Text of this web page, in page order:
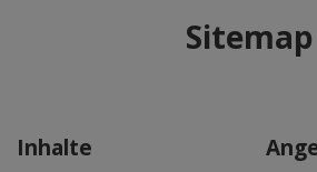
Sitemap
Inhalte